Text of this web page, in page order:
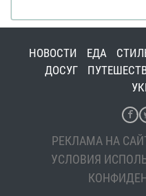
НОВОСТИ ЕДА
ДОСУГ
РЕКЛАМА НА
УСЛОВИЯ